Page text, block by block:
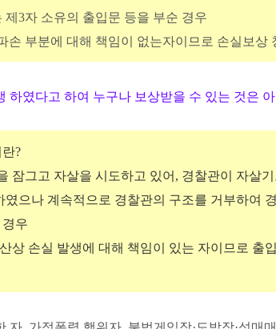
제3자 소유의 출입문 등을 부순 경우
손 부분에 대해 책임이 없는자이므로 손실보상
하였다고 하여 누구나 보상받을 수 있는 것은
?
잠그고 자살을 시도하고 있어, 경찰관이 자살
였으나 계속적으로 경찰관의 구조를 거부하여
우
상 손실 발생에 대해 책임이 있는 자이므로 출